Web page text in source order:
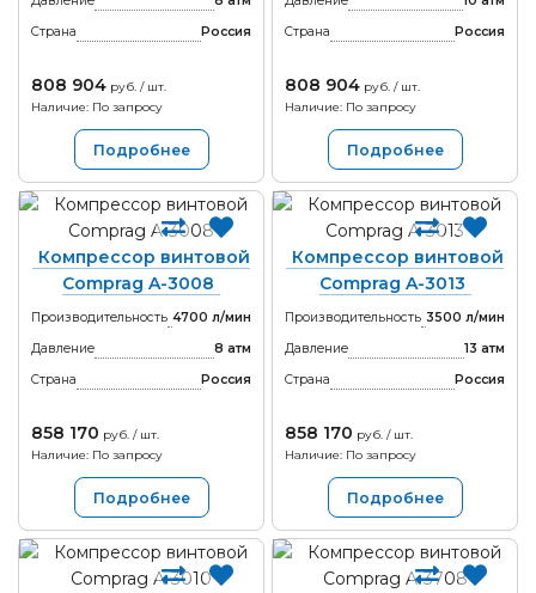
Страна
Россия
808 904 руб. / шт.
Наличие: По запросу
Подробнее
Страна
Россия
808 904 руб. / шт.
Наличие: По запросу
Подробнее
Компрессор винтовой
Comprag A-3008
Производительность 4700 л/мин
Давление
8 атм
Страна
Россия
858 170 руб. / шт.
Наличие: По запросу
Подробнее
Компрессор винтовой
Comprag A-3013
Производительность 3500 л/мин
Давление
13 атм
Страна
Россия
858 170 руб. / шт.
Наличие: По запросу
Подробнее